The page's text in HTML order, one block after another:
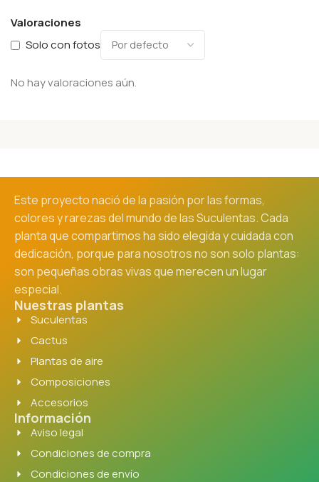
Valoraciones
Solo con fotos
No hay valoraciones aún.
Este proyecto nació de la pasión por las formas,
colores y rarezas del mundo de las Suculentas. Cada
planta que compartimos ha sido elegida y cuidada con
dedicación, porque para nosotros no son solo plantas:
son pequeñas obras vivas que merecen un lugar
especial.
Nuestras plantas
Suculentas
Cactus
Plantas de aire
Composiciones
Accesorios
Información
Aviso legal
Condiciones de compra
Condiciones de envío